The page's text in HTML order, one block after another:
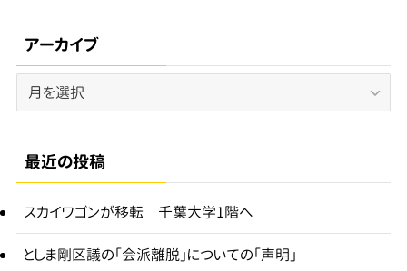
アーカイブ
ー
イ
ブ
最近の投稿
スカイワゴンが移転 千葉大学1階へ
としま剛区議の「会派離脱」についての「声明」